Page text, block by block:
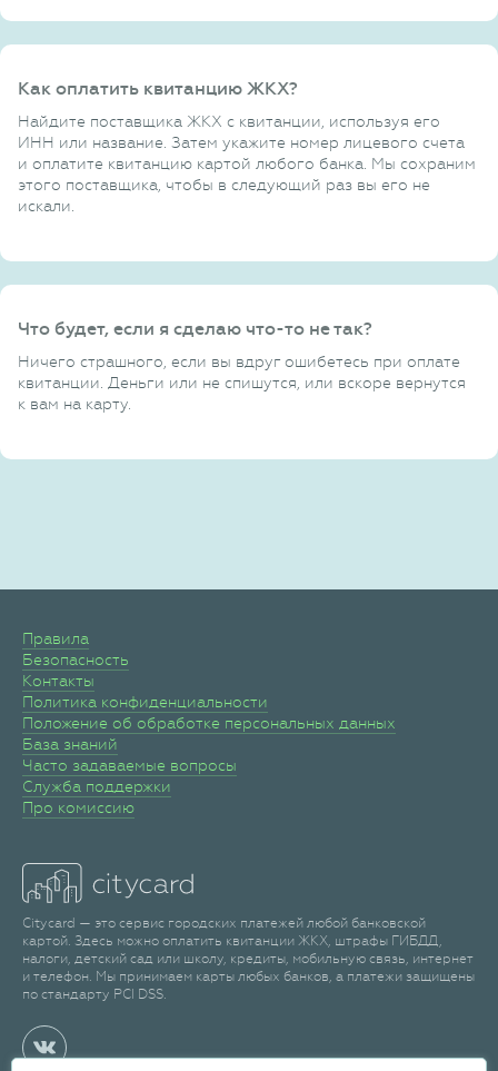
Как оплатить квитанцию ЖКХ?
Найдите поставщика ЖКХ с квитанции, используя его
ИНН или название. Затем укажите номер лицевого счета
и оплатите квитанцию картой любого банка. Мы сохраним
этого поставщика, чтобы в следующий раз вы его не
искали.
Что будет, если я сделаю что-то не так?
Ничего страшного, если вы вдруг ошибетесь при оплате
квитанции. Деньги или не спишутся, или вскоре вернутся
к вам на карту.
Правила
Безопасность
Контакты
Политика конфиденциальности
Положение об обработке персональных данных
База знаний
Часто задаваемые вопросы
Служба поддержки
Про комиссию
Citycard — это сервис городских платежей любой банковской
картой. Здесь можно оплатить квитанции ЖКХ, штрафы ГИБДД,
налоги, детский сад или школу, кредиты, мобильную связь, интернет
и телефон. Мы принимаем карты любых банков, а платежи защищены
по стандарту PCI DSS.